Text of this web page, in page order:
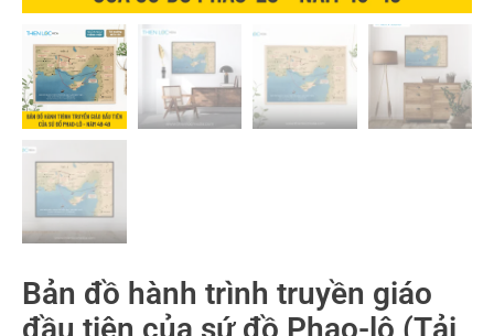
Bản đồ hành trình truyền giáo